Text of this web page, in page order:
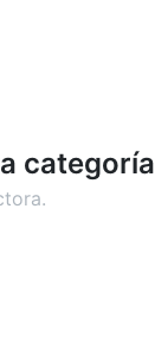
categoría